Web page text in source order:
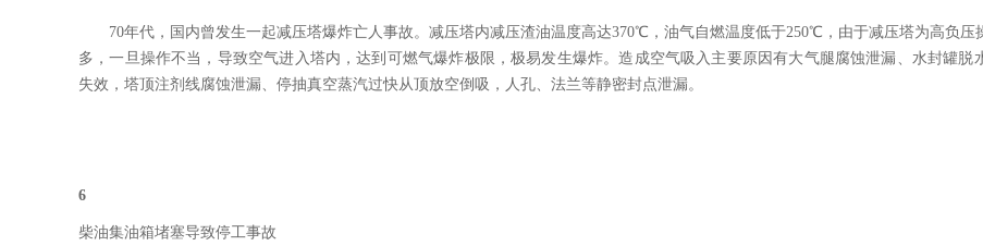
70年代，国内曾发生一起减压塔爆炸亡人事故。减压塔内减压渣油温度高达370℃，油气自燃温度低于250℃，由于减压塔为高负压
多，一旦操作不当，导致空气进入塔内，达到可燃气爆炸极限，极易发生爆炸。造成空气吸入主要原因有大气腿腐蚀泄漏、水封罐脱
失效，塔顶注剂线腐蚀泄漏、停抽真空蒸汽过快从顶放空倒吸，人孔、法兰等静密封点泄漏。
6
柴油集油箱堵塞导致停工事故